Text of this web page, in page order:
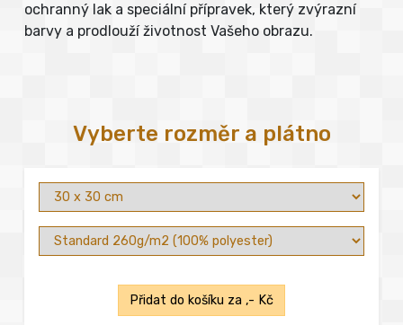
ochranný lak a speciální přípravek, který zvýrazní
barvy a prodlouží životnost Vašeho obrazu.
Vyberte rozměr a plátno
Přidat do košíku za ,- Kč